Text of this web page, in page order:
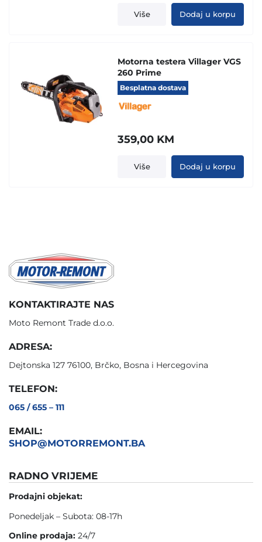
was:
579,00 KM.
is:
549,00 KM.
Više Dodaj u korpu
Motorna testera Villager VGS
260 Prime
Besplatna dostava
359,00 KM
Više Dodaj u korpu
KONTAKTIRAJTE NAS
Moto Remont Trade d.o.o.
ADRESA:
Dejtonska 127 76100, Brčko, Bosna i Hercegovina
TELEFON:
065 / 655 – 111
EMAIL:
SHOP@MOTORREMONT.BA
RADNO VRIJEME
Prodajni objekat:
Ponedeljak – Subota: 08-17h
Online prodaja: 24/7